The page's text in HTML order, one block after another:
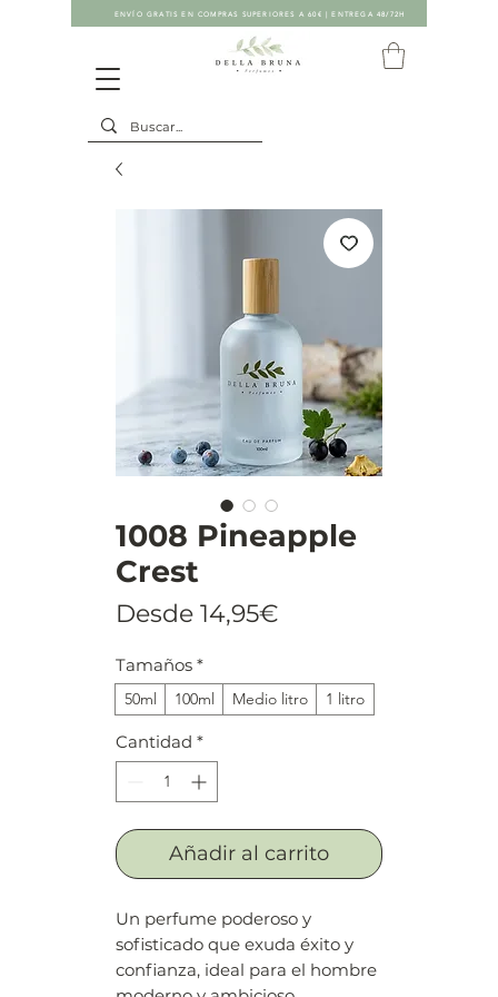
ENVÍO GRATIS EN COMPRAS SUPERIORES A 60€ | ENTREGA 48/72H
1008 Pineapple
Crest
Desde 14,95€
Tamaños *
50ml 100ml Medio litro 1 litro
Cantidad *
Añadir al carrito
Un perfume poderoso y
sofisticado que exuda éxito y
confianza, ideal para el hombre